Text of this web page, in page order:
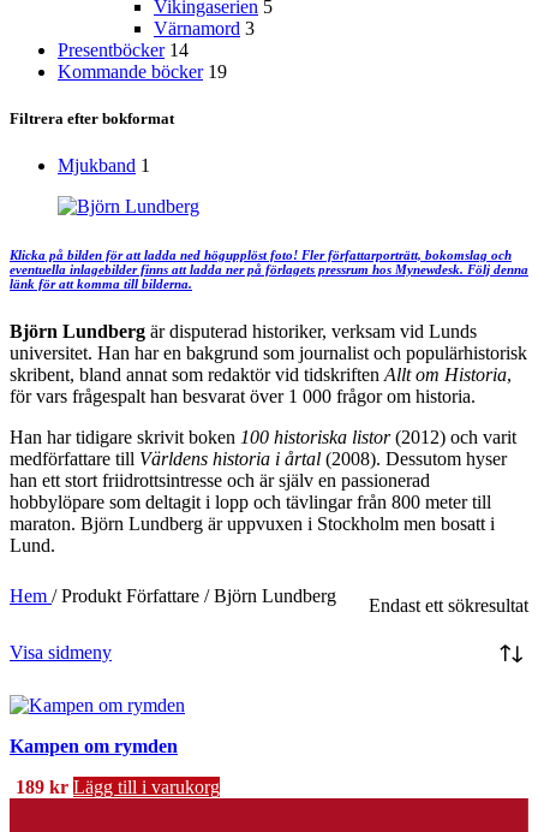
Vikingaserien 5
Värnamord 3
Presentböcker 14
Kommande böcker 19
Filtrera efter bokformat
Mjukband 1
Klicka på bilden för att ladda ned högupplöst foto! Fler författarporträtt, bokomslag och
eventuella inlagebilder finns att ladda ner på förlagets pressrum hos Mynewdesk. Följ denna
länk för att komma till bilderna.
Björn Lundberg är disputerad historiker, verksam vid Lunds
universitet. Han har en bakgrund som journalist och populärhistorisk
skribent, bland annat som redaktör vid tidskriften Allt om Historia,
för vars frågespalt han besvarat över 1 000 frågor om historia.
Han har tidigare skrivit boken 100 historiska listor(2012) och varit
medförfattare till Världens historia i årtal (2008). Dessutom hyser
han ett stort friidrottsintresse och är själv en passionerad
hobbylöpare som deltagit i lopp och tävlingar från 800 meter till
maraton. Björn Lundberg är uppvuxen i Stockholm men bosatt i
Lund.
Hem / Produkt Författare / Björn Lundberg Endast ett sökresultat
Visa sidmeny
Kampen om rymden
189 kr Lägg till i varukorg